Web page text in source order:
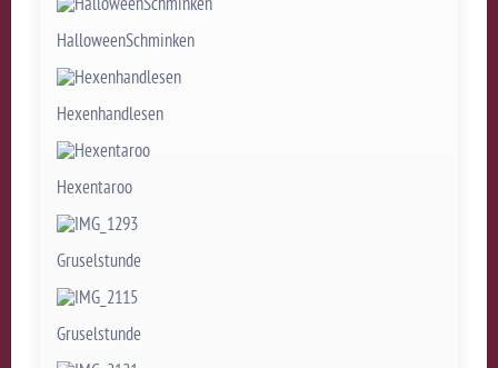
HalloweenSchminken
Hexenhandlesen
Hexentaroo
Gruselstunde
Gruselstunde